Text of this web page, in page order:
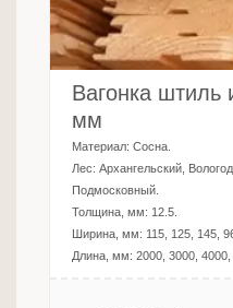
Вагонка штиль
мм
Материал: Сосна.
Лес: Архангельский,
Подмосковный.
Толщина, мм: 12.5.
Ширина, мм: 115, 125, 145,
Длина, мм: 2000, 3000,